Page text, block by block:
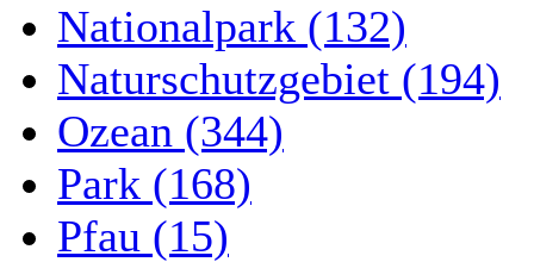
Nationalpark (132)
Naturschutzgebiet (194)
Ozean (344)
Park (168)
Pfau (15)